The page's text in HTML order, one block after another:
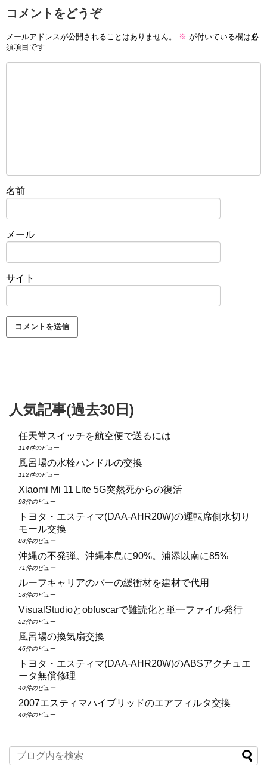
コメントをどうぞ
メールアドレスが公開されることはありません。 ※ が付いている欄は必
須項目です
名前
メール
サイト
人気記事(過去30日)
任天堂スイッチを航空便で送るには
114件のビュー
風呂場の水栓ハンドルの交換
112件のビュー
Xiaomi Mi 11 Lite 5G突然死からの復活
98件のビュー
トヨタ・エスティマ(DAA‑AHR20W)の運転席側水切り
モール交換
88件のビュー
沖縄の不発弾。沖縄本島に90%。浦添以南に85%
71件のビュー
ルーフキャリアのバーの緩衝材を建材で代用
58件のビュー
VisualStudioとobfuscarで難読化と単一ファイル発行
52件のビュー
風呂場の換気扇交換
46件のビュー
トヨタ・エスティマ(DAA‑AHR20W)のABSアクチュエ
ータ無償修理
40件のビュー
2007エスティマハイブリッドのエアフィルタ交換
40件のビュー